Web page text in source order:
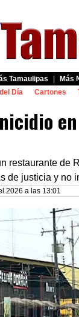
Tamaulipas Más
Día Cartones
restaurante de
de justicia y no
2026 a las 13:01